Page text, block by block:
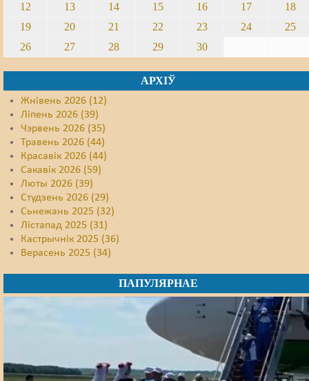
12
13 14 15 16 17
18
19
20 21 22 23 24
25
26
27 28 29 30
АРХІЎ
Жнівень 2026 (12)
Ліпень 2026 (39)
Чэрвень 2026 (35)
Травень 2026 (44)
Красавік 2026 (44)
Сакавік 2026 (59)
Люты 2026 (39)
Студзень 2026 (29)
Сьнежань 2025 (32)
Лістапад 2025 (31)
Кастрычнік 2025 (36)
Верасень 2025 (34)
ПАПУЛЯРНАЕ